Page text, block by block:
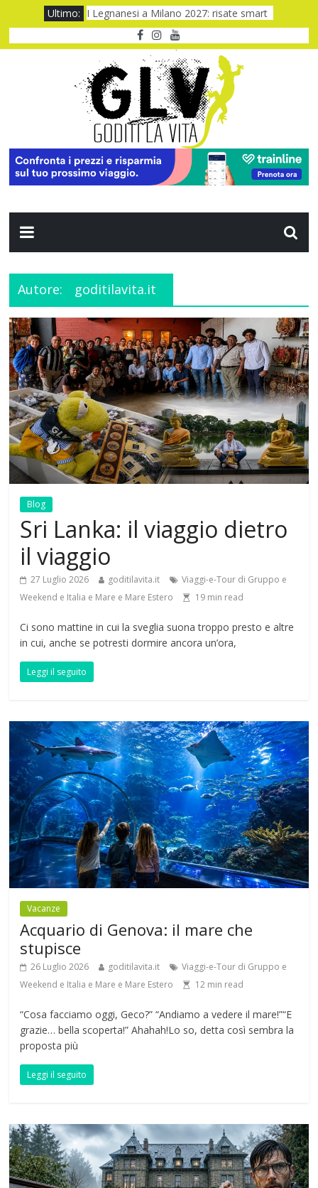
Ultimo: Baviera da fiaba tra castelli e meraviglie
I Legnanesi a Milano 2027: risate smart
New York a settembre: 5 giorni da vivere
One night only: notte folle, cuore acceso
Quando il CUP ti fa aspettare troppo
Autore: goditilavita.it
Blog
Sri Lanka: il viaggio dietro
il viaggio
27 Luglio 2026 goditilavita.it
Viaggi-e-Tour di Gruppo e
Weekend e Italia e Mare e Mare Estero
19 min read
Ci sono mattine in cui la sveglia suona troppo presto e altre
in cui, anche se potresti dormire ancora un’ora,
Leggi il seguito
Vacanze
Acquario di Genova: il mare che
stupisce
26 Luglio 2026 goditilavita.it
Viaggi-e-Tour di Gruppo e
Weekend e Italia e Mare e Mare Estero
12 min read
“Cosa facciamo oggi, Geco?” “Andiamo a vedere il mare!”“E
grazie… bella scoperta!” Ahahah!Lo so, detta così sembra la
proposta più
Leggi il seguito